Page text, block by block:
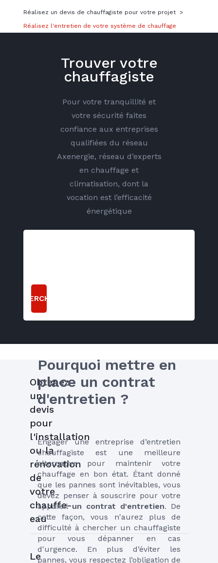
Réalisez un devis de chauffagiste pour votre projet
>
Réalisez l'entretien de votre système de chauffage
Trouver votre
chauffagiste
Pour votre tranquillité et
votre sécurité faites
confiance aux entreprises
qualifiées du réseau
Axenergie, réseau d’experts
en chauffage et
climatisation, dont la
vocation est l’efficacité
énergétique
RECHERCHER
Pourquoi mettre en
place un contrat
d'entretien ?
Engager une entreprise d’entretien
chauffagiste est une meilleure
alternative pour maintenir votre
chauffage en bon état. Étant donné
que les pannes sont inévitables, vous
devez penser à souscrire pour votre
appareil un contrat d'entretien. De
cette façon, vous n'aurez plus de
difficulté à chercher un chauffagiste
pour vous dépanner en cas
d'urgence. En plus d’éviter les
Obtenez
un
devis
pour
l'installation
ou la
rénovation
de
votre
chauffe-
eau
Le